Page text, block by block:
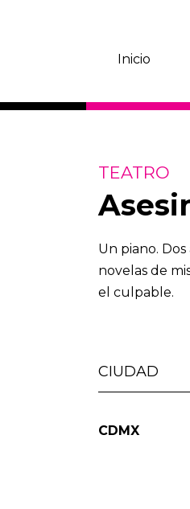
Inicio
TEATRO
Un piano.
novelas de
el culpable.
CIUDAD
CDMX